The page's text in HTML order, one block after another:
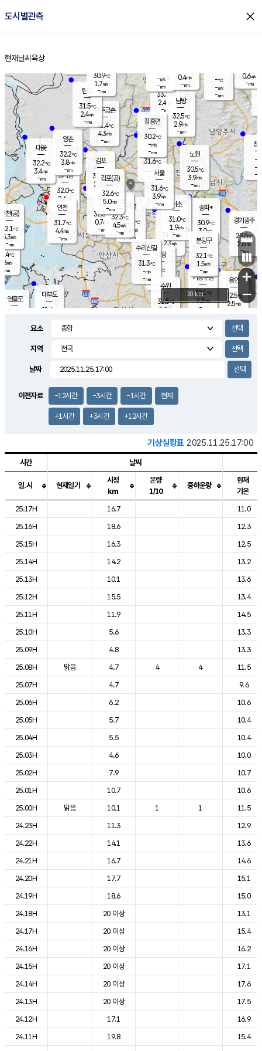
도시별관측 close
홈
현재날씨 육상
의도
℃
m/s
mm
영흥도
양주
33.3℃
2.4
-mm
과천
31.3℃
2.3m/s
- mm
용인
32.5℃
2.5m/s
경기광주
29.6℃
2.6m/s
-mm
3.8m/s
대부도
31.4
경서동
32.0℃
2.6 m/s
-mm
파주금촌
31.4℃
4.3m/s
-mm
-℃
-m/s
-mm
대곶
32.2℃
3.4m/s
-mm
창
-
-m/
-
탄현
31.5℃
2.4m/s
-mm
0.6m/s
-mm
의왕
- ℃
m/s
mm
김포
31.6℃
2.1 m/s
mm
광명
32.1
℃
2.6 m/s
-mm
부천
32.3℃
0.7m/s
-mm
양촌
32.2℃
3.8m/s
-mm
구로
32.3℃
4.5m/s
-mm
은평
31.6℃
1.3 m/s
- mm
노원
30.5℃
3.9m/s
-mm
송파*
30.9℃
3.0m/s
-mm
서초
31.0℃
1.9m/s
-mm
남방
32.5℃
2.9m/s
-mm
기흥구갈
32.1℃
2.3m/s
-
수리산길
31.3℃
-m/s
-mm
분당구
32.1℃
1.5m/s
-mm
장흥면
30.2℃
-m/s
-mm
-m/s
-mm
인천(공)
32.1℃
5.3m/s
-mm
김포(공)
32.6℃
5.0m/s
-mm
수원
31.5℃
3.3 m/s
인천
31.7℃
4.4m/s
-mm
서울
31.6℃
3.9m/s
-mm
30.9℃
1.7m/s
-mm
0.4m/s
-mm
+
−
20 km
요소
지역
날짜
이전자료 -12시간 -3시간 -1시간 현재
+1시간 +3시간 +12시간
기상실황표 2025.11.25.17:00
도시별 기상실황표로 지점, 날씨, 기온, 강수, 바람, 기압등을 안내한 표입
시간 날씨
일.시 현재일기
시정
km
운량
1/10
중하운량
현재
기온
25.17H
16.7
11.0
25.16H
18.6
12.3
25.15H
16.3
12.5
25.14H
14.2
13.2
25.13H
10.1
13.6
25.12H
15.5
13.4
25.11H
11.9
14.5
25.10H
5.6
13.3
25.09H
4.8
13.3
25.08H
맑음 4.7 4 4
11.5
25.07H
4.7
9.6
25.06H
6.2
10.6
25.05H
5.7
10.4
25.04H
5.5
10.4
25.03H
4.6
10.0
25.02H
7.9
10.7
25.01H
10.7
10.6
25.00H
맑음 10.1 1 1
11.5
24.23H
11.3
12.9
24.22H
14.1
13.6
24.21H
16.7
14.6
24.20H
17.7
15.1
24.19H
18.6
15.0
24.18H
20 이상
13.1
24.17H
20 이상
15.4
24.16H
20 이상
16.2
24.15H
20 이상
17.1
24.14H
20 이상
17.6
24.13H
20 이상
17.5
24.12H
17.1
16.9
24.11H
19.8
15.4